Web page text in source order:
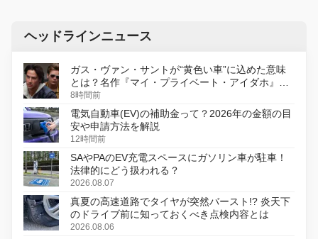
ヘッドラインニュース
ガス・ヴァン・サントが“黄色い車”に込めた意味
とは？名作『マイ・プライベート・アイダホ』が
初のデジタルリマスター版で復活
8時間前
電気自動車(EV)の補助金って？2026年の金額の目
安や申請方法を解説
12時間前
SAやPAのEV充電スペースにガソリン車が駐車！
法律的にどう扱われる？
2026.08.07
真夏の高速道路でタイヤが突然バースト!? 炎天下
のドライブ前に知っておくべき点検内容とは
2026.08.06